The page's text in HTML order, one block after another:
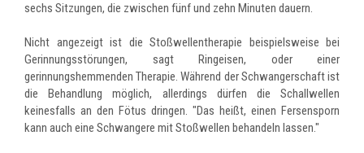
sechs Sitzungen, die zwischen fünf und zehn Minuten dauern.
Nicht angezeigt ist die Stoßwellentherapie beispielsweise bei
Gerinnungsstörungen, sagt Ringeisen, oder einer
gerinnungshemmenden Therapie. Während der Schwangerschaft ist
die Behandlung möglich, allerdings dürfen die Schallwellen
keinesfalls an den Fötus dringen. "Das heißt, einen Fersensporn
kann auch eine Schwangere mit Stoßwellen behandeln lassen."